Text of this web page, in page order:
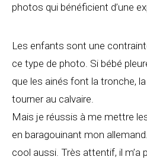
photos qui bénéficient d’une
Les enfants sont une
ce type de photo. Si bébé
que les ainés font la tronche,
tourner au calvaire.
Mais je réussis à me mettre
en baragouinant mon
cool aussi. Très attentif, il m’a